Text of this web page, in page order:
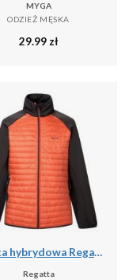
MYGA
ODZIEŻ MĘSKA
29.99zł
Kurtka hybrydowa Regatta Clumber
Regatta